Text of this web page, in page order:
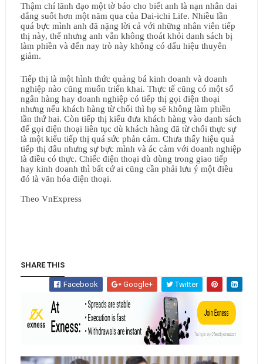
Thậm chí lãnh đạo một tờ báo cho biết anh là nạn nhân dai
dẳng suốt hơn một năm qua của Dai-ichi Life. Nhiều lần
quá bực mình anh đã nặng lời cả với những nhân viên tiếp
thị này, thế nhưng anh vẫn không thoát khỏi danh sách bị
làm phiền và đến nay trò này không có dấu hiệu thuyên
giảm.
Tiếp thị là một hình thức quảng bá kinh doanh và doanh
nghiệp nào cũng muốn triển khai. Thực tế cũng có một số
ngân hàng hay doanh nghiệp có tiếp thị gọi điện thoại
nhưng nếu khách hàng từ chối thì họ sẽ không làm phiền
lần thứ hai. Còn tiếp thị kiểu đưa khách hàng vào danh sách
để gọi điện thoại liên tục dù khách hàng đã từ chối thực sự
là một kiểu tiếp thị quá sức phản cảm. Chưa thấy hiệu quả
tiếp thị đâu nhưng sự bực mình và ác cảm với doanh nghiệp
là điều có thực. Chiếc điện thoại dù dùng trong giao tiếp
hay kinh doanh thì bất cứ ai cũng cần phải lưu ý một điều
đó là văn hóa điện thoại.
Theo VnExpress
SHARE THIS
Facebook Google+ Twitter